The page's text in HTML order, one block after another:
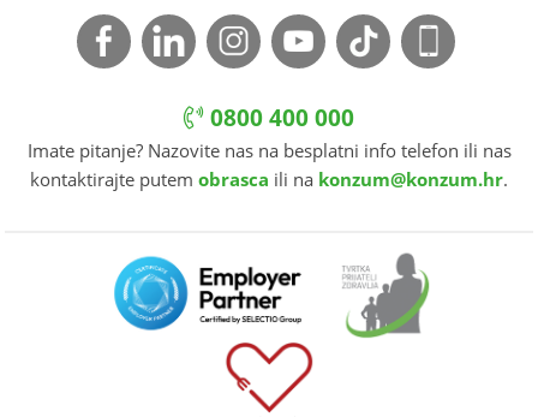
0800 400 000
Imate pitanje? Nazovite nas na besplatni info telefon ili nas
kontaktirajte putem obrasca ili na konzum@konzum.hr.